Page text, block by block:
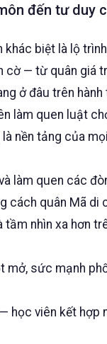
đến tư duy
biệt là lộ
— từ quân giá
ở đâu trên hành
làm quen luật
nền tảng của
làm quen các
cách quân Mã di
nhìn xa hơn
sức mạnh
học viên kết hợp